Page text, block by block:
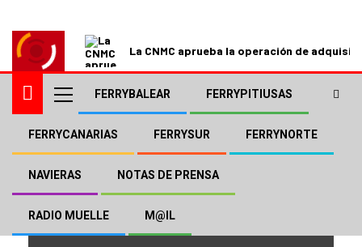
La CNMC aprueba la operación de
FERRYBALEAR FERRYPITIUSAS
FERRYCANARIAS FERRYSUR FERRYNORTE
NAVIERAS NOTAS DE PRENSA
RADIO MUELLE M@IL
Stena Europe